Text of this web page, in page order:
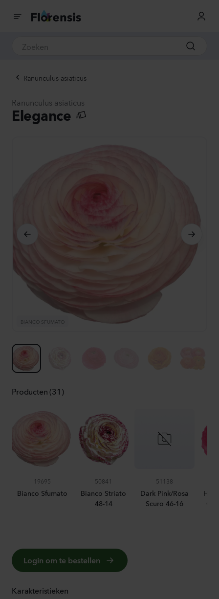
Ranunculus asiaticus
Ranunculus asiaticus
Elegance
BIANCO SFUMATO
Producten (31)
19695
Bianco Sfumato
50841
Bianco Striato
48-14
51138
Dark Pink/Rosa
Scuro 46-16
Hot
Login om te bestellen
Karakteristieken